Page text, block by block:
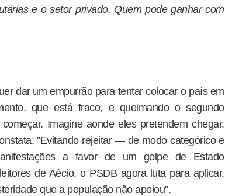
e o setor privado. Quem pode ganhar com
dar um empurrão para tentar colocar o país em
que está fraco, e queimando o segundo
Imagine aonde eles pretendem chegar.
"Evitando rejeitar — de modo categórico e
a favor de um golpe de Estado
de Aécio, o PSDB agora luta para aplicar,
que a população não apoiou".